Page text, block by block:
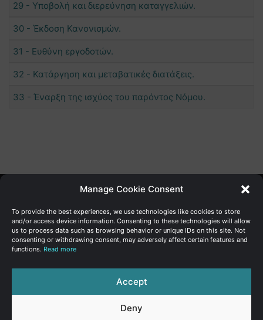
Manage Cookie Consent
To provide the best experiences, we use technologies like cookies to store
and/or access device information. Consenting to these technologies will allow
us to process data such as browsing behavior or unique IDs on this site. Not
consenting or withdrawing consent, may adversely affect certain features and
functions. Read more
Accept
Deny
29 - Υποβολή και διερεύνηση καταγγελιών.
30 - Έκδοση Κανονισμών.
31 - Ευθύνη εργοδοτών.
32 - Κατάργηση και μεταβατικές διατάξεις.
33 - Έναρξη της ισχύος του παρόντος Νόμου.
Γενική Διεύθυνση Ανάπτυξης
Υπουργείο Οικονομικών | Κυπριακή Δημοκρατία
Ιστ: